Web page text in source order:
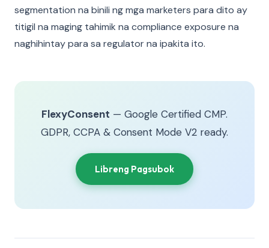
segmentation na binili ng mga marketers para dito ay
titigil na maging tahimik na compliance exposure na
naghihintay para sa regulator na ipakita ito.
FlexyConsent — Google Certified CMP.
GDPR, CCPA & Consent Mode V2 ready.
Libreng Pagsubok